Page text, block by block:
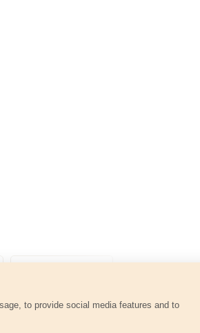
to provide social media features and to